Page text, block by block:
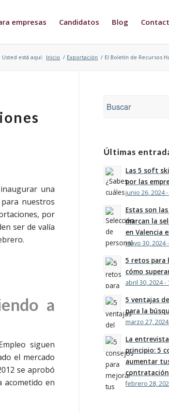
empresas Candidatos Blog
Usted está aquí: Inicio / Exportación / El Boletín de Recursos
una
nuestros
por
ser de valía
a
siguen
el mercado
se aprobó
acometido en
Últimas
Las 5 soft
por las
junio 26, 2024
Estas son
marcan la
en Valencia
mayo 30, 2024
5 retos para
cómo
abril 30, 2024 -
5 ventajas
para la
marzo 27,
La
principio: 5
aumentar
contratación
febrero 28,